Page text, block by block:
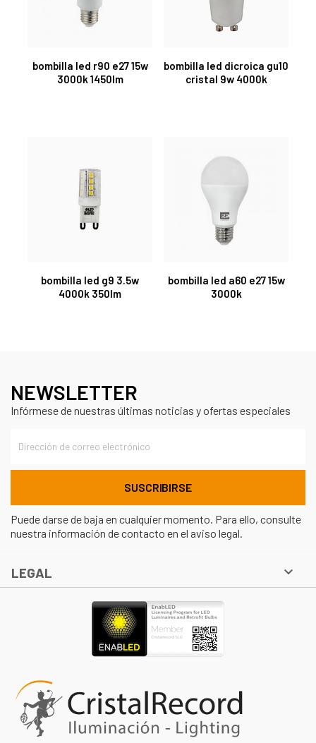
bombilla led r90 e27 15w
3000k 1450lm
bombilla led dicroica gu10
cristal 9w 4000k
bombilla led g9 3.5w
4000k 350lm
bombilla led a60 e27 15w
3000k
NEWSLETTER
Infórmese de nuestras últimas noticias y ofertas especiales
Puede darse de baja en cualquier momento. Para ello, consulte
nuestra información de contacto en el aviso legal.
LEGAL 